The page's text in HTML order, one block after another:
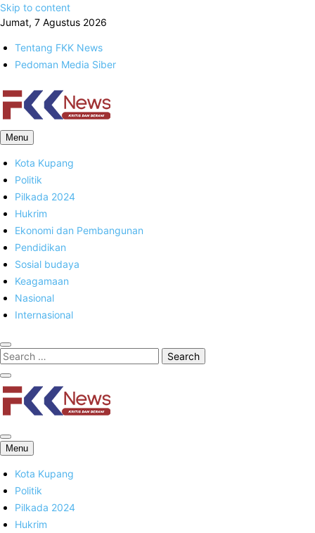
Skip to content
Jumat, 7 Agustus 2026
Tentang FKK News
Pedoman Media Siber
FKK News
Menu
Kota Kupang
Politik
Pilkada 2024
Hukrim
Ekonomi dan Pembangunan
Pendidikan
Sosial budaya
Keagamaan
Nasional
Internasional
FKK News
Menu
Kota Kupang
Politik
Pilkada 2024
Hukrim